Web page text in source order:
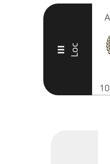
III Loc